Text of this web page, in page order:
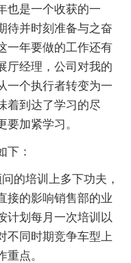
也是一个收获的一
待并时刻准备与之奋
一年要做的工作还有
厅经理，公司对我的
一个执行者转变为一
着到达了学习的尽
加紧学习。
下：
的培训上多下功夫，
接的影响销售部的业
计划每月一次培训以
不同时期竞争车型上
点。